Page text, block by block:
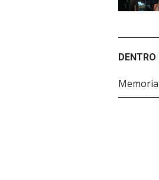
DENTRO